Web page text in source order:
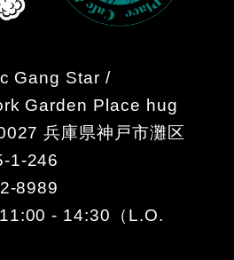
Gang Star /
Garden Place hug
兵庫県神戸市灘区
1-246
8989
- 14:30（L.O.